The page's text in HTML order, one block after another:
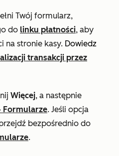
Twój formularz,
do linku płatności, aby
na stronie kasy. Dowiedz
transakcji przez
Więcej, a następnie
Formularze. Jeśli opcja
bezpośrednio do
.